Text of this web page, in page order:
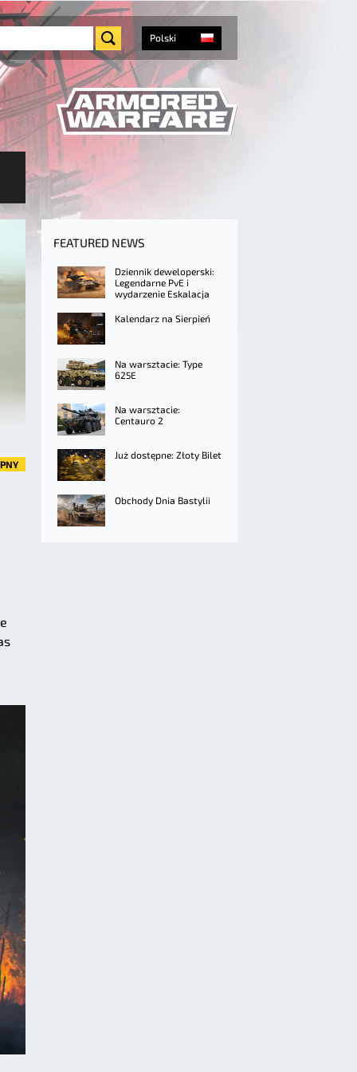
Polski
FEATURED NEWS
Dziennik deweloperski:
Legendarne PvE i
wydarzenie Eskalacja
Kalendarz na Sierpień
Na warsztacie: Type
625E
Na warsztacie:
Centauro 2
Już dostępne: Złoty Bilet
Obchody Dnia Bastylii